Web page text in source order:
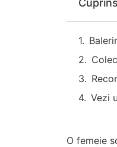
Cuprins
Vezi
O femeie